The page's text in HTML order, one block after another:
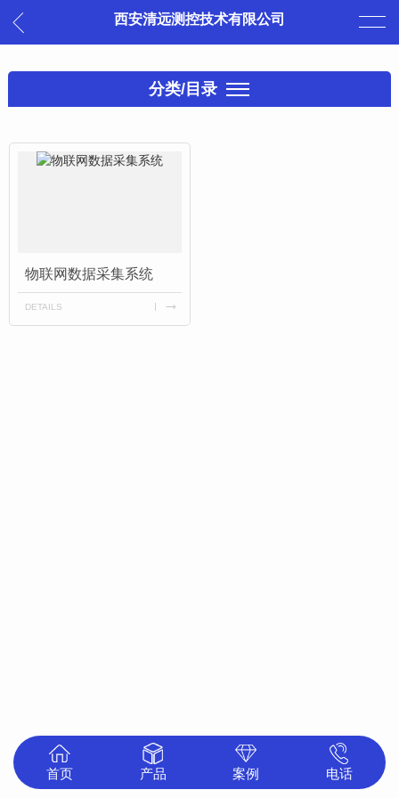
西安清远测控技术有限公司
分类/目录
物联网数据采集系统
DETAILS
首页
产品
中心
案例
展示
电话